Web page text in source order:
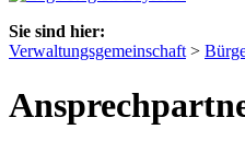
Sie sind hier:
Verwaltungsgemeinschaft >